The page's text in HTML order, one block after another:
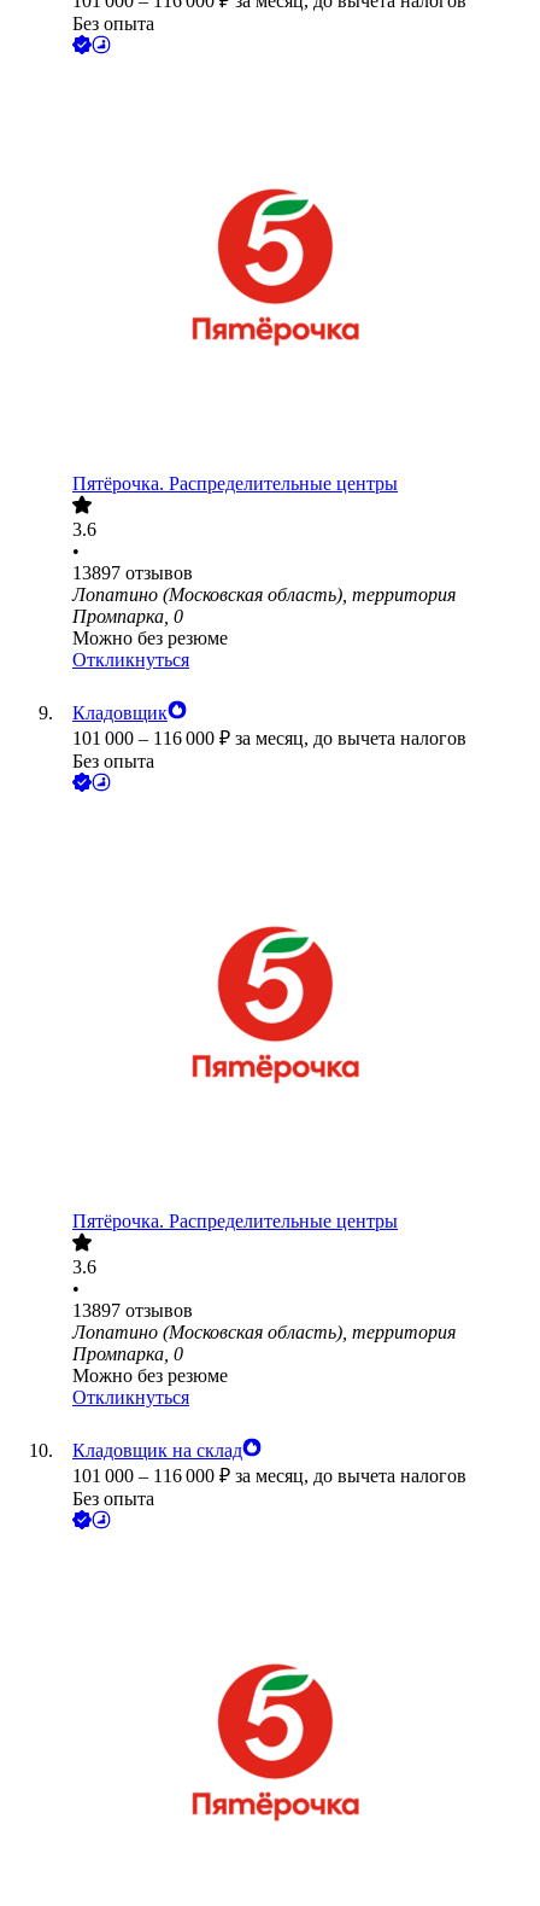
Без опыта
Пятёрочка. Распределительные центры
3.6
•
13897 отзывов
Лопатино (Московская область), территория
Промпарка, 0
Можно без резюме
Откликнуться
Кладовщик
101 000 – 116 000 ₽ за месяц, до вычета налогов
Без опыта
Пятёрочка. Распределительные центры
3.6
•
13897 отзывов
Лопатино (Московская область), территория
Промпарка, 0
Можно без резюме
Откликнуться
Кладовщик на склад
101 000 – 116 000 ₽ за месяц, до вычета налогов
Без опыта